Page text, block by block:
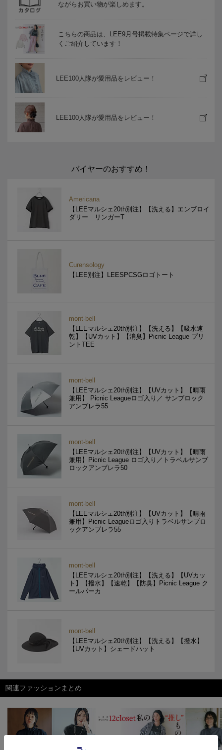
ながらお買い物が楽しめます。
こちらの商品は、LEE9月号掲載特集ページで詳し
くご紹介しています！
LEE100人隊が愛用品をレビュー！
LEE100人隊が愛用品をレビュー！
バイヤーのおすすめ！
Americana
【LEEマルシェ20th別注】【洗える】エンブロイ
ダリー リンガーT
Curensology
【LEE別注】LEESPCSGロゴトート
mont-bell
【LEEマルシェ20th別注】【洗える】【吸水速
乾】【UVカット】【消臭】Picnic League プリ
ントTEE
mont-bell
【LEEマルシェ20th別注】【UVカット】【晴雨
兼用】 Picnic Leagueロゴ入り／ サンブロック
アンブレラ55
mont-bell
【LEEマルシェ20th別注】【UVカット】【晴雨
兼用】Picnic League ロゴ入り／トラベルサンブ
ロックアンブレラ50
mont-bell
【LEEマルシェ20th別注】【UVカット】【晴雨
兼用】Picnic Leagueロゴ入りトラベルサンブロ
ックアンブレラ55
mont-bell
【LEEマルシェ20th別注】【洗える】【UVカッ
ト】【撥水】【速乾】【防臭】Picnic League ク
ールパーカ
mont-bell
【LEEマルシェ20th別注】【洗える】【撥水】
【UVカット】シェードハット
関連ファッションまとめ